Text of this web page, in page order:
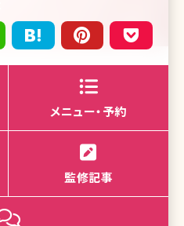
メニュー・予約
監修記事